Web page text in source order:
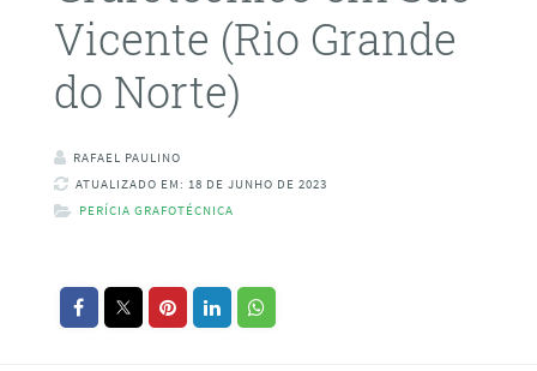
Vicente (Rio Grande
do Norte)
RAFAEL PAULINO
ATUALIZADO EM: 18 DE JUNHO DE 2023
PERÍCIA GRAFOTÉCNICA